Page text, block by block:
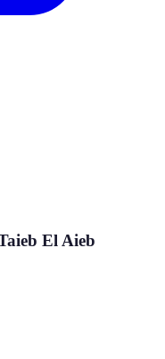
El Aieb